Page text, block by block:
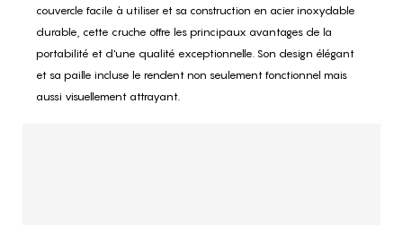
couvercle facile à utiliser et sa construction en acier inoxydable
durable, cette cruche offre les principaux avantages de la
portabilité et d'une qualité exceptionnelle. Son design élégant
et sa paille incluse le rendent non seulement fonctionnel mais
aussi visuellement attrayant.